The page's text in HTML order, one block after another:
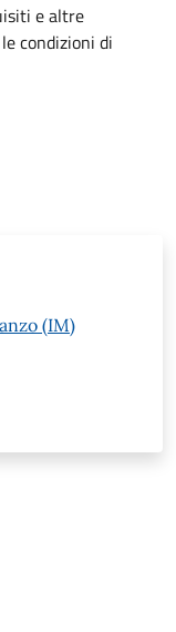
e altre
condizioni di
(IM)